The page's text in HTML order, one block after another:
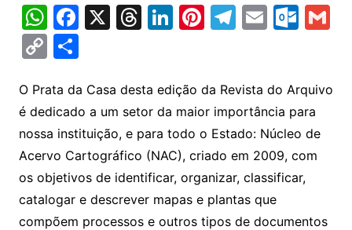
W
h
at
s
A
p
p
F
a
c
e
b
o
o
k
X T
a
d
s
Li
e
dI
n
Pi
e
st
T
gr
a
m
E
l
O
o
k.
c
o
m
G
l
C
p
y
Li
n
k
S
ar
e
O Prata da Casa desta edição da Revista do Arquivo
é dedicado a um setor da maior importância para
nossa instituição, e para todo o Estado: Núcleo de
Acervo Cartográfico (NAC), criado em 2009, com
os objetivos de identificar, organizar, classificar,
catalogar e descrever mapas e plantas que
compõem processos e outros tipos de documentos